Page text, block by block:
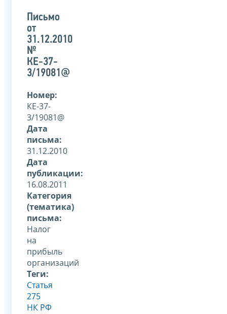
органом
письма
Письмо
от
31.12.2010
№
КЕ-37-
3/19081@
Номер:
КЕ-37-
3/19081@
Дата
письма:
31.12.2010
Дата
публикации:
16.08.2011
Категория
(тематика)
письма:
Налог
на
прибыль
организаций
Теги:
Статья
275
НК РФ